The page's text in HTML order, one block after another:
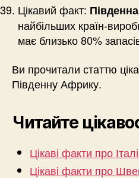
Цікавий факт:
найбільших країн-
має близько 80%
Ви прочитали статтю
Південну Африку.
Читайте
Цікаві факти про
Цікаві факти про